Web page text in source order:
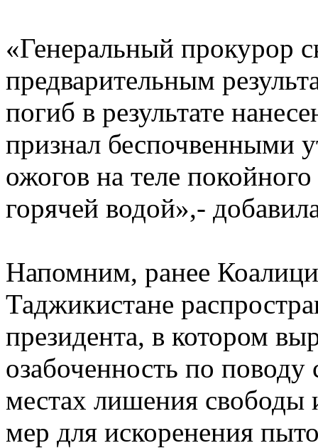
«Генеральный прокурор
предварительным
погиб в результате
признал беспочвенными
ожогов на теле
горячей водой»,-
Напомним, ранее
Таджикистане
президента, в котором
озабоченность по
местах лишения свободы
мер для искоренения